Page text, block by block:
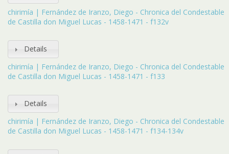
chirimía | Fernández de Iranzo, Diego - Chronica del Condestable
de Castilla don Miguel Lucas - 1458-1471 - f132v
Details
chirimía | Fernández de Iranzo, Diego - Chronica del Condestable
de Castilla don Miguel Lucas - 1458-1471 - f133
Details
chirimía | Fernández de Iranzo, Diego - Chronica del Condestable
de Castilla don Miguel Lucas - 1458-1471 - f134-134v